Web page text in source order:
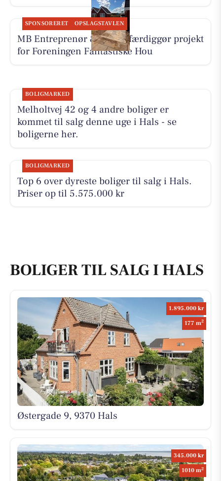
SPONSORERET OPSLAGSTAVLEN
MB Entreprenør & Anlæg færdiggør projekt
for Foreningen Fantastiske Hou
BOLIGMARKED
Melholtvej 42 og 4 andre boliger er
kommet til salg denne uge i Hals - se
boligerne her.
BOLIGMARKED
Top 6 over dyreste boliger til salg i Hals.
Priser op til 5.575.000 kr
BOLIGER TIL SALG I HALS
1.895.000 kr
177 m2
Østergade 9, 9370 Hals
345.000 kr
1010 m2